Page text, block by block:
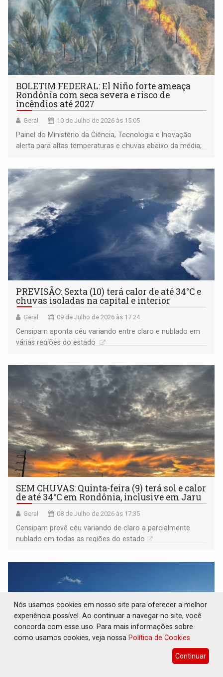
BOLETIM FEDERAL: El Niño forte ameaça
Rondônia com seca severa e risco de
incêndios até 2027
Geral 10 de Julho de 2026 às 15:05
Painel do Ministério da Ciência, Tecnologia e Inovação
alerta para altas temperaturas e chuvas abaixo da média;
PREVISÃO: Sexta (10) terá calor de até 34°C e
chuvas isoladas na capital e interior
Geral 09 de Julho de 2026 às 17:24
Censipam aponta céu variando entre claro e nublado em
várias regiões do estado
SEM CHUVAS: Quinta-feira (9) terá sol e calor
de até 34°C em Rondônia, inclusive em Jaru
Geral 08 de Julho de 2026 às 17:35
Censipam prevê céu variando de claro a parcialmente
nublado em todas as regiões do estado
Nós usamos cookies em nosso site para oferecer a melhor
experiência possível. Ao continuar a navegar no site, você
concorda com esse uso. Para mais informações sobre
como usamos cookies, veja nossa Política de Cookies
Continuar